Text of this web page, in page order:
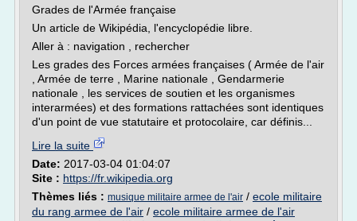
Grades de l'Armée française
Un article de Wikipédia, l'encyclopédie libre.
Aller à : navigation , rechercher
Les grades des Forces armées françaises ( Armée de l'air
, Armée de terre , Marine nationale , Gendarmerie
nationale , les services de soutien et les organismes
interarmées) et des formations rattachées sont identiques
d'un point de vue statutaire et protocolaire, car définis...
Lire la suite
Date: 2017-03-04 01:04:07
Site : https://fr.wikipedia.org
Thèmes liés : musique militaire armee de l'air / ecole militaire
du rang armee de l'air / ecole militaire armee de l'air